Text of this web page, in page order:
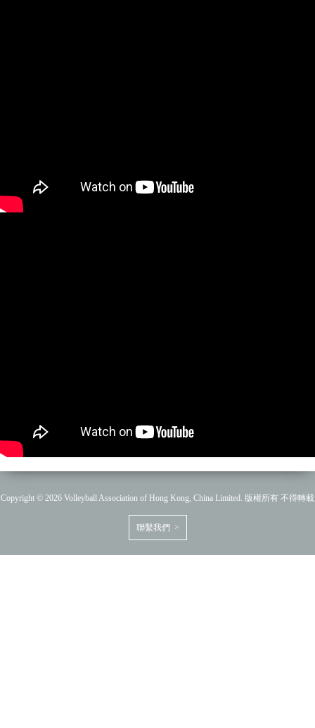
Copyright © 2026 Volleyball Association of Hong Kong, China Limited. 版權所有 不得轉載
聯繫我們 >